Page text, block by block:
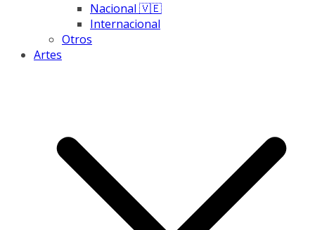
Nacional 🇻🇪
Internacional
Otros
Artes